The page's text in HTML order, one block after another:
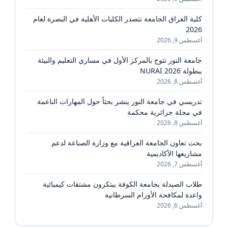
كلية العراق الجامعة تتصدر الكليات الأهلية في البصرة لعام
2026
أغسطس 9, 2026
جامعة النور تتوج بالمركز الأول في مساري التعليم والبيئة
ببطولة NURAI 2026
أغسطس 8, 2026
تدريسي في جامعة النور ينشر بحثاً حول المهارات الناعمة
في مجلة جزائرية محكمة
أغسطس 8, 2026
بحث تعاون الجامعة العراقية مع وزارة الصناعة لدعم
مشاريعها الأكاديمية
أغسطس 7, 2026
طلاب الصيدلة بجامعة الكوفة يبتكرون مشتقات كيميائية
واعدة لمكافحة الأورام السرطانية
أغسطس 6, 2026